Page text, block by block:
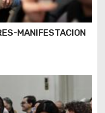
MANIFESTACION